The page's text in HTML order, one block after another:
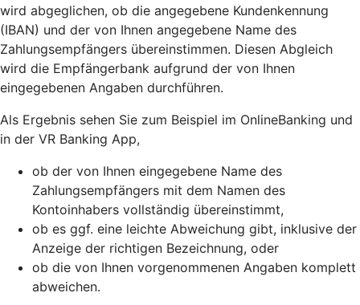
wird abgeglichen, ob die angegebene Kundenkennung
(IBAN) und der von Ihnen angegebene Name des
Zahlungsempfängers übereinstimmen. Diesen Abgleich
wird die Empfängerbank aufgrund der von Ihnen
eingegebenen Angaben durchführen.
Als Ergebnis sehen Sie zum Beispiel im OnlineBanking und
in der VR Banking App,
ob der von Ihnen eingegebene Name des
Zahlungsempfängers mit dem Namen des
Kontoinhabers vollständig übereinstimmt,
ob es ggf. eine leichte Abweichung gibt, inklusive der
Anzeige der richtigen Bezeichnung, oder
ob die von Ihnen vorgenommenen Angaben komplett
abweichen.